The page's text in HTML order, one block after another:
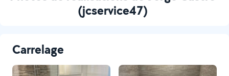
(jcservice47)
Carrelage